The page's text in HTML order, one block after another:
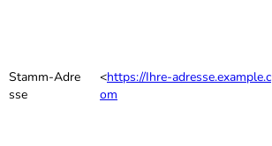
Stamm-Adre
sse
<https://Ihre-adresse.example.c
om